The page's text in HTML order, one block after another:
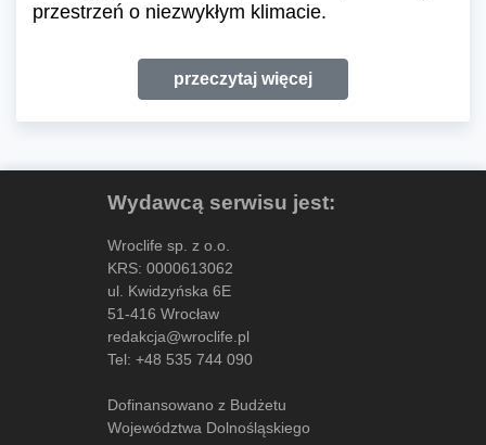
przestrzeń o niezwykłym klimacie.
przeczytaj więcej
Wydawcą serwisu jest:
Wroclife sp. z o.o.
KRS: 0000613062
ul. Kwidzyńska 6E
51-416 Wrocław
redakcja@wroclife.pl
Tel: +48 535 744 090
Dofinansowano z Budżetu
Województwa Dolnośląskiego